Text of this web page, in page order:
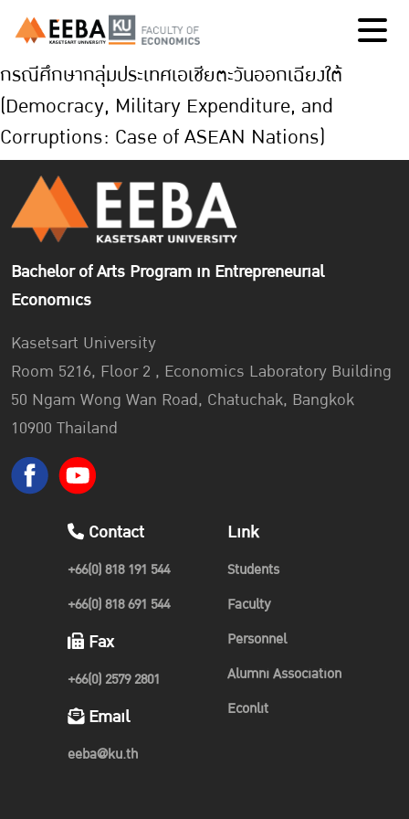
กรณีศึกษากลุ่มประเทศเอเชียตะวันออกเฉียงใต้
(Democracy, Military Expenditure, and
Corruptions: Case of ASEAN Nations)
Bachelor of Arts Program in Entrepreneurial
Economics
Kasetsart University
Room 5216, Floor 2 , Economics Laboratory Building
50 Ngam Wong Wan Road, Chatuchak, Bangkok
10900 Thailand
Contact
+66(0) 818 191 544
+66(0) 818 691 544
Fax
+66(0) 2579 2801
Email
eeba@ku.th
Link
Students
Faculty
Personnel
Alumni Association
Econlit